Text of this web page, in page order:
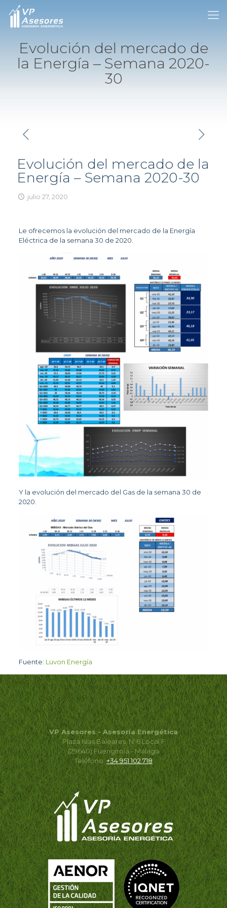
Evolución del mercado de
la Energía – Semana 2020-
30
Evolución del mercado de la
Energía – Semana 2020-30
julio 27, 2020
Le ofrecemos la evolución del mercado de la Energía
Eléctrica de la semana 30 de 2020.
Y la evolución del mercado del Gas de la semana 30 de
2020.
Fuente: Luvon Energía
VP Asesores - Asesoría Energética
Plaza Islas Baleares, Nº6 Local F
(29640) Fuengirola - Málaga
Teléfono:+34 951 102 718